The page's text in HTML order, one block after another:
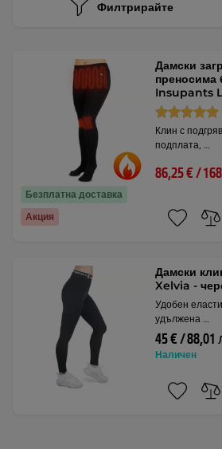
Филтрирайте
Безплатна доставка
Акция
Дамски
преносима
Insupants
Клин с
подплата, …
86,25 € /
Дамски
Xelvia -
Удобен
удължена …
45 € / 88,01
Наличен